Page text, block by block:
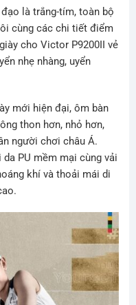
là trắng-tím, toàn bộ
cùng các chi tiết điểm
cho Victor P9200II vẻ
nhẹ nhàng, uyển
mới hiện đại, ôm bàn
thon hơn, nhỏ hơn,
người chơi châu Á.
PU mềm mại cùng vải
khí và thoải mái di